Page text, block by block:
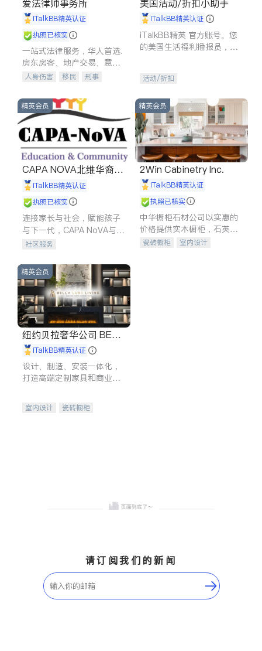
爱法律师事务所
iTalkBB精英认证
执照已核实
一站式法律服务，华人首选.
房东房客、地产交易、意外
伤害、车祸重伤、商业诉
建筑合同、刑事案件全包办
人身伤害 移民
刑事
信托/遗嘱
商业
索赔
律师-其它 保释
美国活动/折扣小助手
iTalkBB精英认证
iTalkBB精英 官方账号。您
的美国生活福利播报员，精
专属福利。
活动/折扣
精英会员
CAPA NOVA北维华裔家
长会iTalkBB精英认证
执照已核实
连接家长与社会，赋能孩子
与下一代，CAPA NoVA与您
携手建设包容、公平、充满
社区服务
精英会员
2Win Cabinetry Inc.
iTalkBB精英认证
执照已核实
中华橱柜石材公司以实惠的
价格提供实木橱柜，石英石
台面，多种优质不锈钢水
瓷砖橱柜
室内设计
精英会员
纽约贝拉奢华公司 BELL
A LUXE
iTalkBB精英认证
设计、制造、安装一体化，
打造高端定制家具和商业空
室内设计
瓷砖橱柜
请订阅我们的新闻